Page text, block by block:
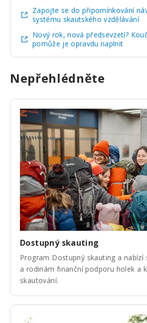
Zapojte se do připomínkování
systému skautského vzdělávání
Nový rok, nová předsevzetí?
pomůže je opravdu naplnit
Nepřehlédněte
Dostupný skauting
Program Dostupný skauting a nabízí
a rodinám finanční podporu holek a
skautování.